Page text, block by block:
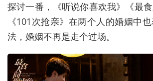
探讨一番，《听说你喜欢我》《最
《101次抢亲》在两个人的婚姻中
法，婚姻不再是走个过场。